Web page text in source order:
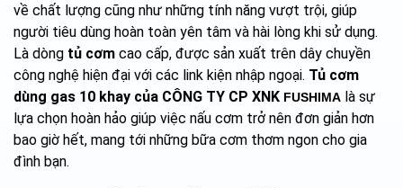
về chất lượng cũng như những tính năng vượt trội, giúp
người tiêu dùng hoàn toàn yên tâm và hài lòng khi sử dụng.
Là dòng tủ cơm cao cấp, được sản xuất trên dây chuyền
công nghệ hiện đại với các link kiện nhập ngoại. Tủ cơm
dùng gas 10 khay của CÔNG TY CP XNK FUSHIMA là sự
lựa chọn hoàn hảo giúp việc nấu cơm trở nên đơn giản hơn
bao giờ hết, mang tới những bữa cơm thơm ngon cho gia
đình bạn.